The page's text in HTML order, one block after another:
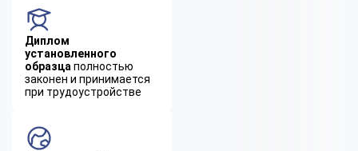
Диплом
установленного
образца полностью
законен и принимается
при трудоустройстве